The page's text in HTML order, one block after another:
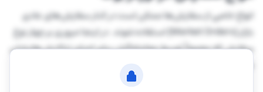
انواع خاصی از سفارش‌ها ممکن است در کنار سفارش‌های عادی
بازار (Market Orders) استفاده شوند. در اینجا مروری بر چهار نوع
سفارش که معمولاً توسط معامله‌گران برای اجرای تراکنش‌هایشان